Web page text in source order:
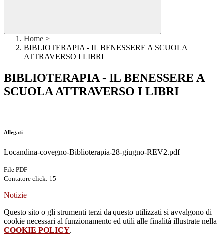
Home >
BIBLIOTERAPIA - IL BENESSERE A SCUOLA
ATTRAVERSO I LIBRI
BIBLIOTERAPIA - IL BENESSERE A
SCUOLA ATTRAVERSO I LIBRI
Allegati
Locandina-covegno-Biblioterapia-28-giugno-REV2.pdf
File PDF
Contatore click: 15
Notizie
Questo sito o gli strumenti terzi da questo utilizzati si avvalgono di
cookie necessari al funzionamento ed utili alle finalità illustrate nella
COOKIE POLICY.